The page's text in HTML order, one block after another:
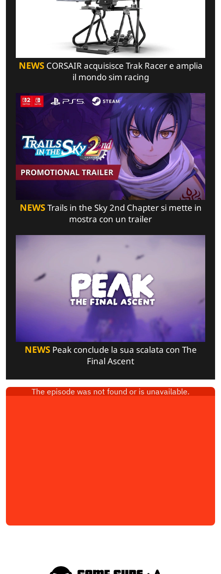
NEWSCORSAIR acquisisce Trak Racer e amplia
il mondo sim racing
NEWSTrails in the Sky 2nd Chapter si mette in
mostra con un trailer
NEWSPeak conclude la sua scalata con The
Final Ascent